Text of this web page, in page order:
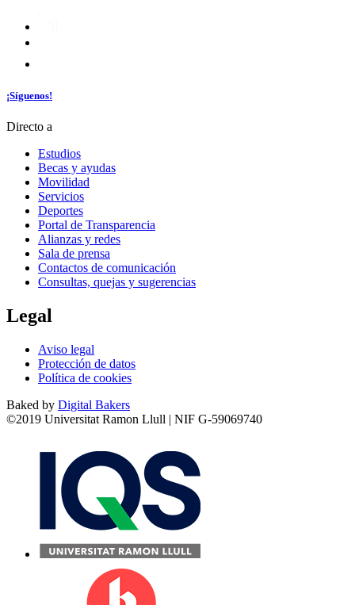
¡Síguenos!
Directo a
Estudios
Becas y ayudas
Movilidad
Servicios
Deportes
Portal de Transparencia
Alianzas y redes
Sala de prensa
Contactos de comunicación
Consultas, quejas y sugerencias
Legal
Aviso legal
Protección de datos
Política de cookies
Baked by Digital Bakers
©2019 Universitat Ramon Llull | NIF G-59069740